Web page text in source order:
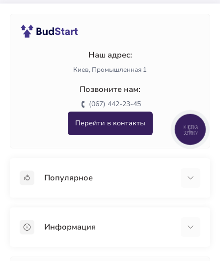
Наш адрес:
Киев, Промышленная 1
Позвоните нам:
(067) 442-23-45
Перейти в контакты
Популярное
ПенопластИнформация
КНОПКА
ЗВ'ЯЗКУ